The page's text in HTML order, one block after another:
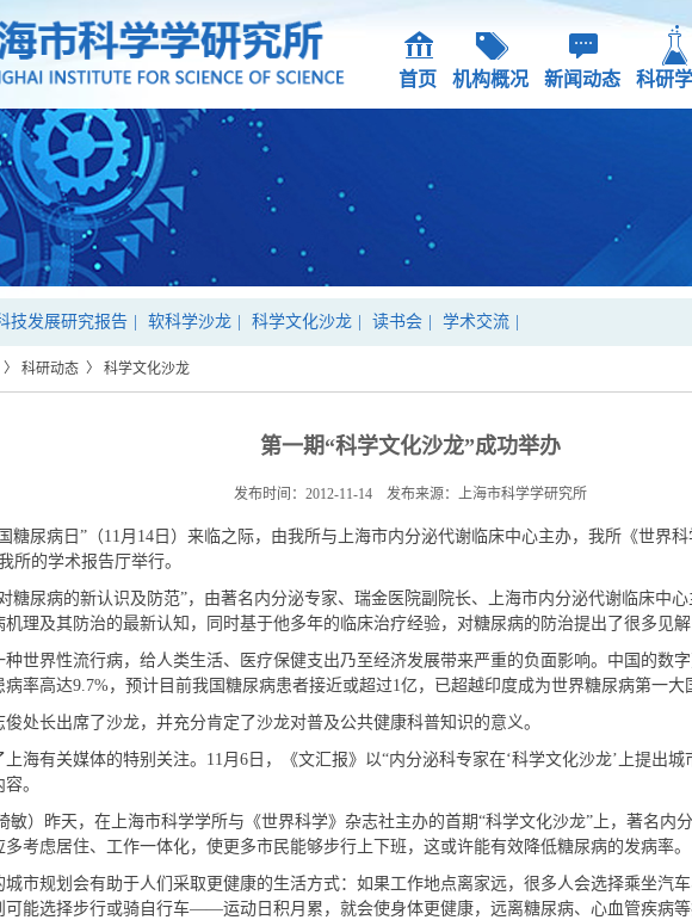
首页 机构概况 新闻动态 科研
技发展研究报告 软科学沙龙 科学文化沙龙 读书会 学术交流
〉 科研动态 〉 科学文化沙龙
第一期“科学文化沙龙”成功举办
发布时间：2012-11-14 发布来源：上海市科学学研究所
尿病日”（11月14日）来临之际，由我所与上海市内分泌代谢临床中心主办，我所《世界
所的学术报告厅举行。
尿病的新认识及防范”，由著名内分泌专家、瑞金医院副院长、上海市内分泌代谢临床中心
机理及其防治的最新认知，同时基于他多年的临床治疗经验，对糖尿病的防治提出了很多见
界性流行病，给人类生活、医疗保健支出乃至经济发展带来严重的负面影响。中国的数字
率高达9.7%，预计目前我国糖尿病患者接近或超过1亿，已超越印度成为世界糖尿病第一大
长出席了沙龙，并充分肯定了沙龙对普及公共健康科普知识的意义。
有关媒体的特别关注。11月6日，《文汇报》以“内分泌科专家在‘科学文化沙龙’上提出城
。
昨天，在上海市科学学所与《世界科学》杂志社主办的首期“科学文化沙龙”上，著名内
考虑居住、工作一体化，使更多市民能够步行上下班，这或许能有效降低糖尿病的发病率。
规划会有助于人们采取更健康的生活方式：如果工作地点离家远，很多人会选择乘坐汽
可能选择步行或骑自行车——运动日积月累，就会使身体更健康，远离糖尿病、心血管疾病